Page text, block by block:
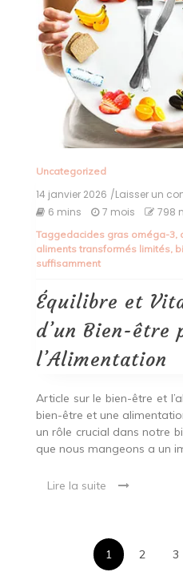
Uncategorized
14 janvier 2026 /Laisser un
6 mins 7 mois 798
Taggedacides gras oméga-3,
aliments transformés limités,
suffisamment
Équilibre et
d’un Bien-être
l’Alimentation
Article sur le bien-être et
bien-être et une
un rôle crucial dans notre
que nous mangeons a un
Lire la suite
1 2 3